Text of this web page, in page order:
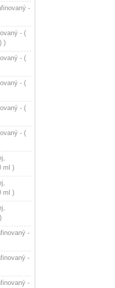
-
- (
)
- (
- (
- (
- (
ml )
ml )
-
-
-